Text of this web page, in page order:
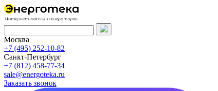
Москва
+7 (495) 252-10-82
Санкт-Петербург
+7 (812) 458-77-34
sale@energoteka.ru
Заказать звонок